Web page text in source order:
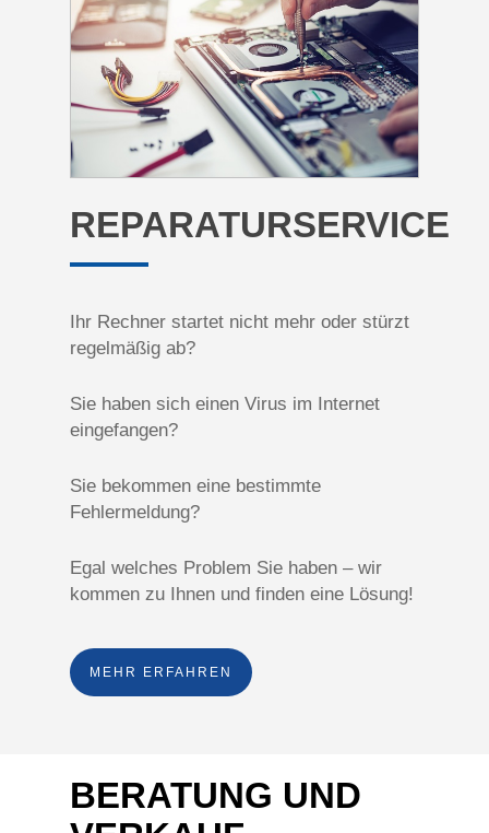
REPARATURSERVICE
Ihr Rechner startet nicht mehr oder stürzt
regelmäßig ab?
Sie haben sich einen Virus im Internet
eingefangen?
Sie bekommen eine bestimmte
Fehlermeldung?
Egal welches Problem Sie haben – wir
kommen zu Ihnen und finden eine Lösung!
MEHR ERFAHREN
BERATUNG UND